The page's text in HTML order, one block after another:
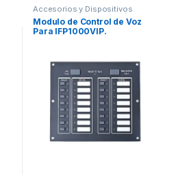
Accesorios y Dispositivos
Direccionables Detección de
Fuego
Modulo de Control de Voz
Para IFP1000VIP.